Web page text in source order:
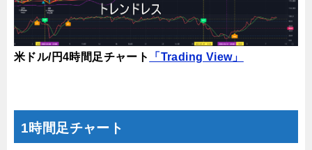
米ドル/円4時間足チャート 「Trading View」
1時間足チャート